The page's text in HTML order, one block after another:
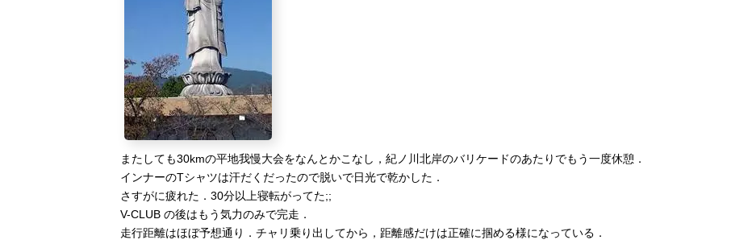
またしても30kmの平地我慢大会をなんとかこなし，紀ノ川北岸のバリケードのあたりでもう一度休憩．
インナーのTシャツは汗だくだったので脱いで日光で乾かした．
さすがに疲れた．30分以上寝転がってた;;
V-CLUB の後はもう気力のみで完走．
走行距離はほぼ予想通り．チャリ乗り出してから，距離感だけは正確に掴める様になっている．